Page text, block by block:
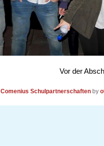
Vor der
Comenius Schulpartnerschaften by